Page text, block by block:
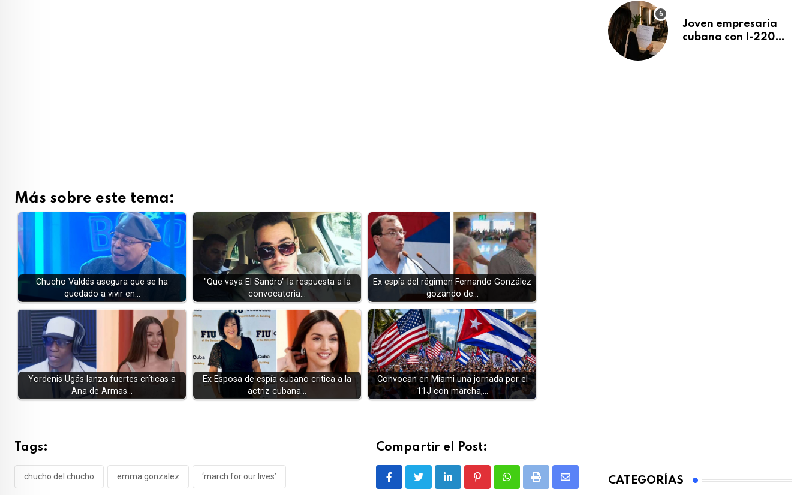
Más sobre este tema:
Chucho Valdés asegura que se ha
quedado a vivir en…
"Que vaya El Sandro" la respuesta a la
convocatoria…
Ex espía del régimen Fernando González
gozando de…
Yordenis Ugás lanza fuertes críticas a
Ana de Armas…
Ex Esposa de espía cubano critica a la
actriz cubana…
Convocan en Miami una jornada por el
11J con marcha,…
Tags:
chucho del chucho emma gonzalez ‘march for our lives’
Compartir el Post:
LinkedIn PinterestWhatsappPrint
Share
Joven empresaria
cubana con I-220A
CATEGORÍAS